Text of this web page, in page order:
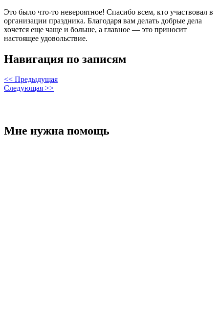
Это было что-то невероятное! Спасибо всем, кто участвовал в
организации праздника. Благодаря вам делать добрые дела
хочется еще чаще и больше, а главное — это приносит
настоящее удовольствие.
Навигация по записям
<< Предыдущая
Следующая >>
Мне нужна помощь